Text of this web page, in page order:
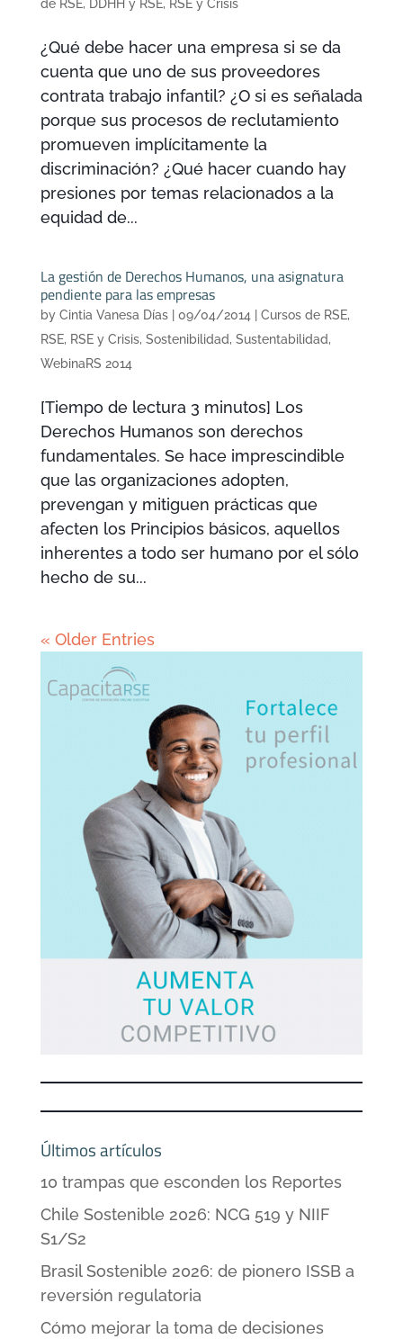
de RSE, DDHH y RSE, RSE y Crisis
¿Qué debe hacer una empresa si se da
cuenta que uno de sus proveedores
contrata trabajo infantil? ¿O si es señalada
porque sus procesos de reclutamiento
promueven implícitamente la
discriminación? ¿Qué hacer cuando hay
presiones por temas relacionados a la
equidad de...
La gestión de Derechos Humanos, una asignatura
pendiente para las empresas
by Cintia Vanesa Días| 09/04/2014| Cursos de RSE,
RSE, RSE y Crisis, Sostenibilidad, Sustentabilidad,
WebinaRS 2014
[Tiempo de lectura 3 minutos] Los
Derechos Humanos son derechos
fundamentales. Se hace imprescindible
que las organizaciones adopten,
prevengan y mitiguen prácticas que
afecten los Principios básicos, aquellos
inherentes a todo ser humano por el sólo
hecho de su...
« Older Entries
Últimos artículos
10 trampas que esconden los Reportes
Chile Sostenible 2026: NCG 519 y NIIF
S1/S2
Brasil Sostenible 2026: de pionero ISSB a
reversión regulatoria
Cómo mejorar la toma de decisiones